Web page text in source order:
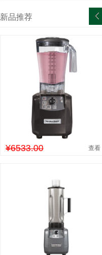
新品推荐
¥6533.00 查看